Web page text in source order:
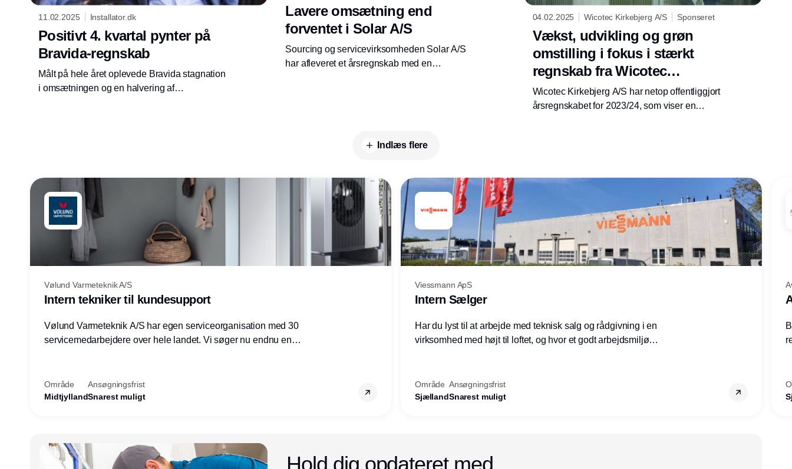
11.02.2025 Installator.dk
Positivt 4. kvartal pynter på
Bravida-regnskab
Målt på hele året oplevede Bravida stagnation
i omsætningen og en halvering af
Lavere omsætning end
forventet i Solar A/S
Sourcing og servicevirksomheden Solar A/S
har afleveret et årsregnskab med en
04.02.2025 Wicotec Kirkebjerg A/S Sponseret
Vækst, udvikling og grøn
omstilling i fokus i stærkt
regnskab fra Wicotec
Kirkebjerg A/S
Wicotec Kirkebjerg A/S har netop offentliggjort
årsregnskabet for 2023/24, som viser en
Indlæs flere
Vølund Varmeteknik A/S
Intern tekniker til kundesupport
Vølund Varmeteknik A/S har egen serviceorganisation med 30
servicemedarbejdere over hele landet. Vi søger nu endnu en
Område
Midtjylland
Ansøgningsfrist
Snarest muligt
Viessmann ApS
Intern Sælger
Har du lyst til at arbejde med teknisk salg og rådgivning i en
virksomhed med højt til loftet, og hvor et godt arbejdsmiljø
Område
Sjælland
Ansøgningsfrist
Snarest muligt
Hold dig opdateret med